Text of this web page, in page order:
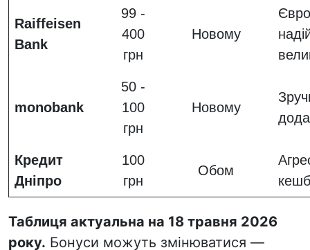
Raiffeisen
Bank
99 -
400
грн
Новому
monobank
50 -
100
грн
Новому
Кредит
Дніпро
100
грн
Обом
Таблиця актуальна на 18 травня 2026
року. Бонуси можуть змінюватися —